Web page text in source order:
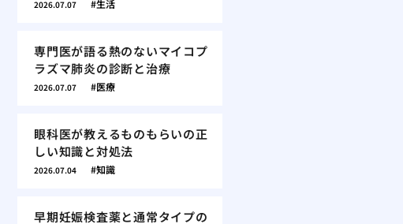
2026.07.07 生活
専門医が語る熱のないマイコプ
ラズマ肺炎の診断と治療
2026.07.07 医療
眼科医が教えるものもらいの正
しい知識と対処法
2026.07.04 知識
早期妊娠検査薬と通常タイプの